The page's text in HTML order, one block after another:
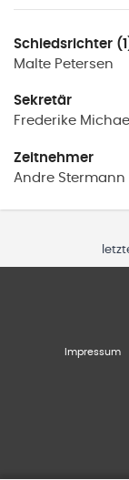
Schiedsrichter
Malte Petersen
Sekretär
Frederike
Zeitnehmer
Andre Stermann
Impressum